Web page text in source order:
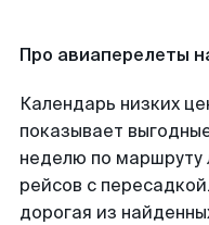
Про авиаперелеты
Календарь низких
показывает
неделю по маршруту
рейсов с
дорогая из